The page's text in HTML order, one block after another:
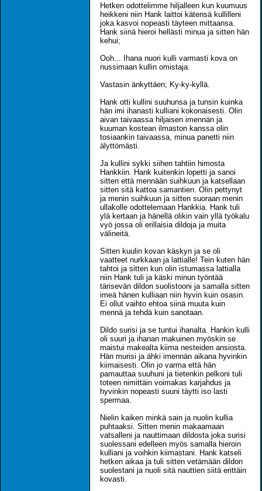
Hetken odottelimme hiljalleen kun kuumuus
heikkeni niin Hank laittoi kätensä kullilleni
joka kasvoi nopeasti täyteen mittaansa.
Hank siinä hieroi hellästi minua ja sitten hän
kehui;
Ooh... Ihana nuori kulli varmasti kova on
nussimaan kullin omistaja.
Vastasin änkyttäen; Ky-ky-kyllä.
Hank otti kullini suuhunsa ja tunsin kuinka
hän imi ihanasti kulliani kokonaisesti. Olin
aivan taivaassa hiljaisen imennän ja
kuuman kostean ilmaston kanssa olin
tosiaankin taivaassa, minua panetti niin
älyttömästi.
Ja kullini sykki siihen tahtiin himosta
Hankkiin. Hank kuitenkin lopetti ja sanoi
sitten että mennään suihkuun ja katsellaan
sitten sitä kattoa samantien. Olin pettynyt
ja menin suihkuun ja sitten suoraan menin
ullakolle odottelemaan Hankkia. Hank tuli
ylä kertaan ja hänellä olikin vain yllä työkalu
vyö jossa oli erillaisia dildoja ja muita
välineitä.
Sitten kuulin kovan käskyn ja se oli
vaatteet nurkkaan ja lattialle! Tein kuten hän
tahtoi ja sitten kun olin istumassa lattialla
niin Hank tuli ja käski minun työntää
tärisevän dildon suolistooni ja samalla sitten
imeä hänen kulliaan niin hyvin kuin osasin.
Ei ollut vaihto ehtoa siinä muuta kuin
mennä ja tehdä kuin sanotaan.
Dildo surisi ja se tuntui ihanalta. Hankin kulli
oli suuri ja ihanan makuinen myöskin se
maistui makealta kiima nesteiden ansiosta.
Hän murisi ja ähki imennän aikana hyvinkin
kiimaisesti. Olin jo varma että hän
pamauttaa suuhuni ja tietenkin pelkoni tuli
toteen nimittäin voimakas karjahdus ja
hyvinkin nopeasti suuni täytti iso lasti
spermaa.
Nielin kaiken minkä sain ja nuolin kullia
puhtaaksi. Sitten menin makaamaan
vatsalleni ja nauttimaan dildosta joka surisi
suolessani edelleen myös samalla hieroin
kulliani ja voihkin kiimastani. Hank katseli
hetken aikaa ja tuli sitten vetämään dildon
suolestani ja nuoli sitä nauttien siitä erittäin
kovasti.